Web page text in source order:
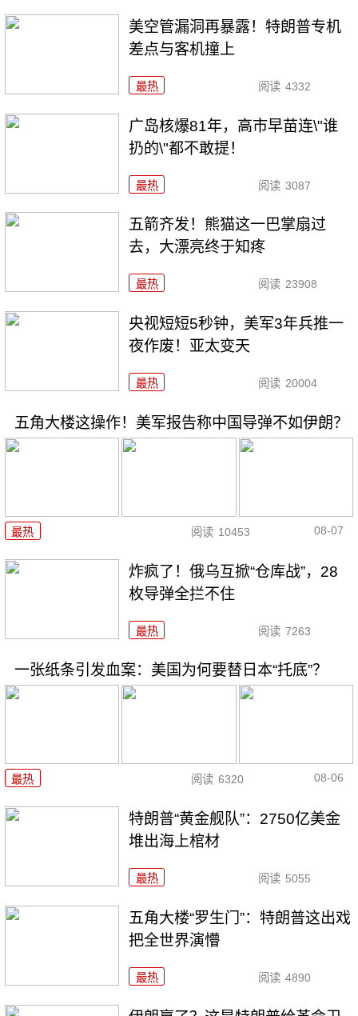
美空管漏洞再暴露！特朗普专机
差点与客机撞上
最热 阅读 4332
广岛核爆81年，高市早苗连\"谁
扔的\"都不敢提！
最热 阅读 3087
五箭齐发！熊猫这一巴掌扇过
去，大漂亮终于知疼
最热 阅读 23908
央视短短5秒钟，美军3年兵推一
夜作废！亚太变天
最热 阅读 20004
五角大楼这操作！美军报告称中国导弹不如伊朗？
最热 阅读 10453 08-07
炸疯了！俄乌互掀“仓库战”，28
枚导弹全拦不住
最热 阅读 7263
一张纸条引发血案：美国为何要替日本“托底”？
最热 阅读 6320 08-06
特朗普“黄金舰队”：2750亿美金
堆出海上棺材
最热 阅读 5055
五角大楼“罗生门”：特朗普这出戏
把全世界演懵
最热 阅读 4890